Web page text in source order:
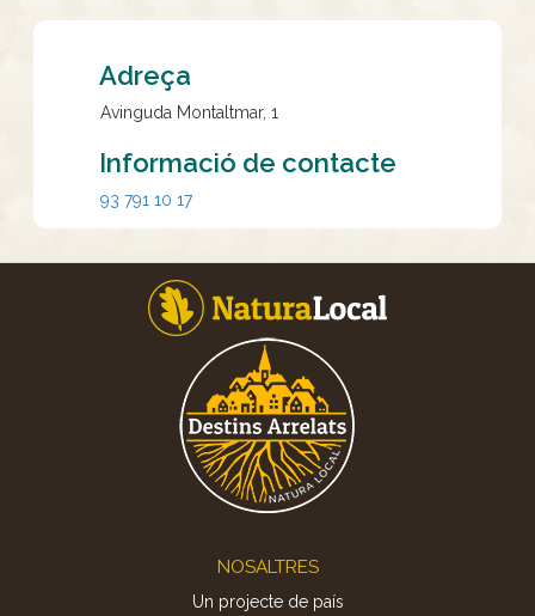
Adreça
Avinguda Montaltmar, 1
Informació de contacte
93 791 10 17
NOSALTRES
Un projecte de país